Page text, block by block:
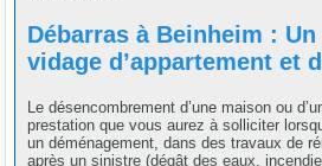
Débarras à Beinheim :
vidage d’appartement et
Le désencombrement d’une maison ou
prestation que vous aurez à solliciter
un déménagement, dans des travaux de
après un sinistre (dégât des eaux,